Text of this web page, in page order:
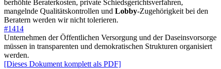
berhöhte Beraterkosten, private Schiedsgerichtsverfahren,
mangelnde Qualitätskontrollen und Lobby-Zugehörigkeit bei den
Beratern werden wir nicht tolerieren.
#1414
Unternehmen der Öffentlichen Versorgung und der Daseinsvorsorge
müssen in transparenten und demokratischen Strukturen organisiert
werden.
[Dieses Dokument komplett als PDF]